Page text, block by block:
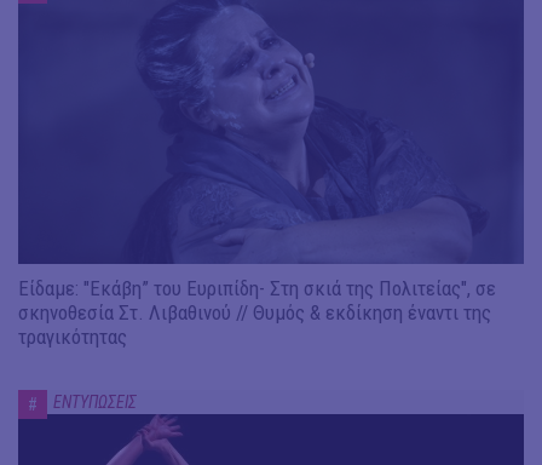
Είδαμε: "Εκάβη” του Ευριπίδη- Στη σκιά της Πολιτείας", σε
σκηνοθεσία Στ. Λιβαθινού // Θυμός & εκδίκηση έναντι της
τραγικότητας
# ΕΝΤΥΠΩΣΕΙΣ